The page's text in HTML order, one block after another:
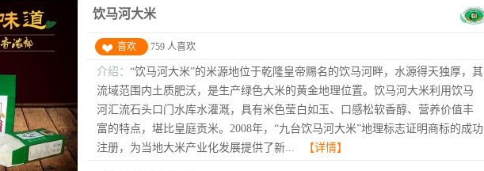
饮马河大米
喜欢 759 人喜欢
介绍： “饮马河大米”的米源地位于乾隆皇帝赐名的饮马河畔，水源得天独厚，其
流域范围内土质肥沃，是生产绿色大米的黄金地理位置。饮马河大米利用饮马
河汇流石头口门水库水灌溉，具有米色莹白如玉、口感松软香醇、营养价值丰
富的特点，堪比皇庭贡米。2008年，“九台饮马河大米”地理标志证明商标的成功
注册，为当地大米产业化发展提供了新...
【详情】